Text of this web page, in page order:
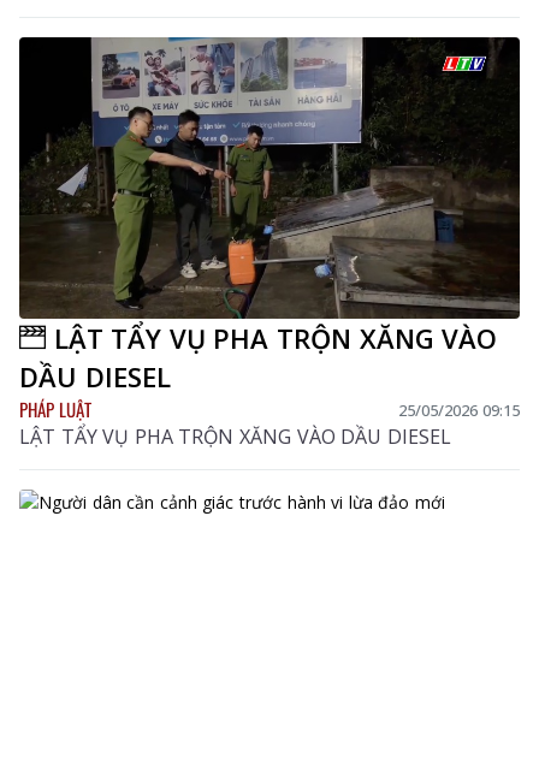
LẬT TẨY VỤ PHA TRỘN XĂNG VÀO
DẦU DIESEL
PHÁP LUẬT 25/05/2026 09:15
LẬT TẨY VỤ PHA TRỘN XĂNG VÀO DẦU DIESEL